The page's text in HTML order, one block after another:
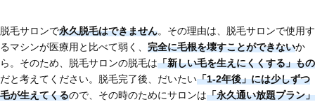
脱毛サロンで永久脱毛はできません。その理由は、脱毛サロンで使用す
るマシンが医療用と比べて弱く、 完全に毛根を壊すことができないか
ら。そのため、脱毛サロンの脱毛は「新しい毛を生えにくくする」もの
だと考えてください。脱毛完了後、だいたい「1-2年後」には少しずつ
毛が生えてくるので、その時のためにサロンは「永久通い放題プラン」